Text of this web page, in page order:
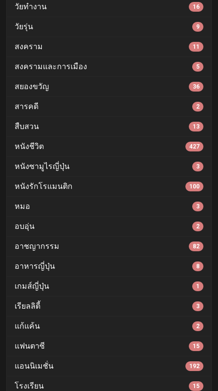
วัยทำงาน 16
วัยรุ่น 9
สงคราม 11
สงครามและการเมือง 5
สยองขวัญ 36
สารคดี 2
สืบสวน 13
หนังชีวิต 427
หนังซามูไรญี่ปุ่น 3
หนังรักโรแมนติก 100
หมอ 3
อบอุ่น 2
อาชญากรรม 82
อาหารญี่ปุ่น 8
เกมส์ญี่ปุ่น 1
เรียลลิตี้ 3
แก้แค้น 2
แฟนตาซี 15
แอนนิเมชั่น 192
โรงเรียน 15